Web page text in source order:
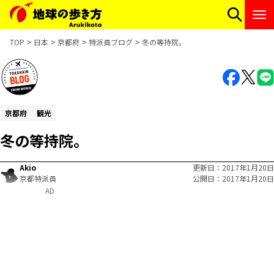
TOP 日本 京都府 特派員ブログ 冬の等持院。
京都府 観光
冬の等持院。
Akio
京都特派員
更新日
2017年1月20日
公開日
2017年1月20日
AD